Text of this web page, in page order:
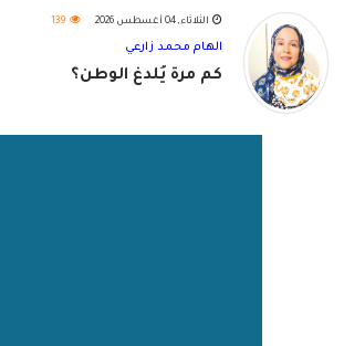
الثلاثاء, 04 أغسطس 2026 139
الهام محمد زارعي
كم مرة يُلدغ الوطن؟